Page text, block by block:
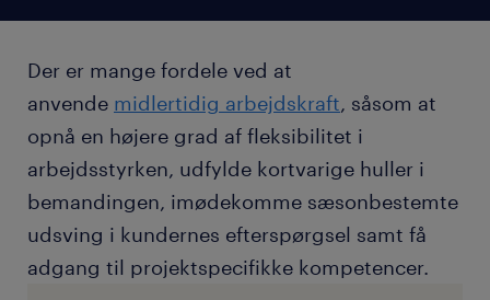
Der er mange fordele ved at
anvende midlertidig arbejdskraft, såsom at
opnå en højere grad af fleksibilitet i
arbejdsstyrken, udfylde kortvarige huller i
bemandingen, imødekomme sæsonbestemte
udsving i kundernes efterspørgsel samt få
adgang til projektspecifikke kompetencer.